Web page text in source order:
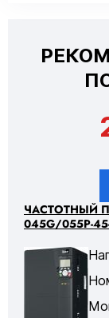
ЧАСТОТНЫЙ
045G/055P-